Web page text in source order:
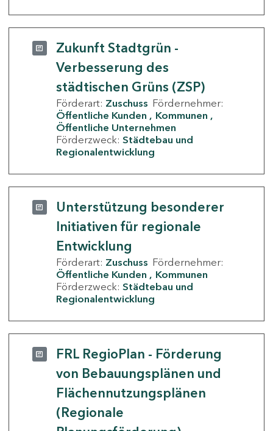
Zukunft Stadtgrün -
Verbesserung des
städtischen Grüns (ZSP)
Förderart: Zuschuss Fördernehmer:
Öffentliche Kunden
Kommunen
Öffentliche Unternehmen
Förderzweck: Städtebau und
Regionalentwicklung
Unterstützung besonderer
Initiativen für regionale
Entwicklung
Förderart: Zuschuss Fördernehmer:
Öffentliche Kunden
Kommunen
Förderzweck: Städtebau und
Regionalentwicklung
FRL RegioPlan - Förderung
von Bebauungsplänen und
Flächennutzungsplänen
(Regionale